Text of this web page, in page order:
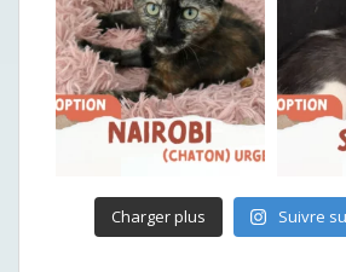
Charger plus Suivre